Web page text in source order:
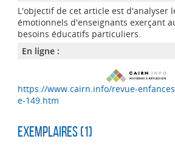
L'objectif de cet article est d'analyser
émotionnels d'enseignants exerçant
besoins éducatifs particuliers.
En ligne :
https://www.cairn.info/revue-
e-149.htm
Exemplaires (1)